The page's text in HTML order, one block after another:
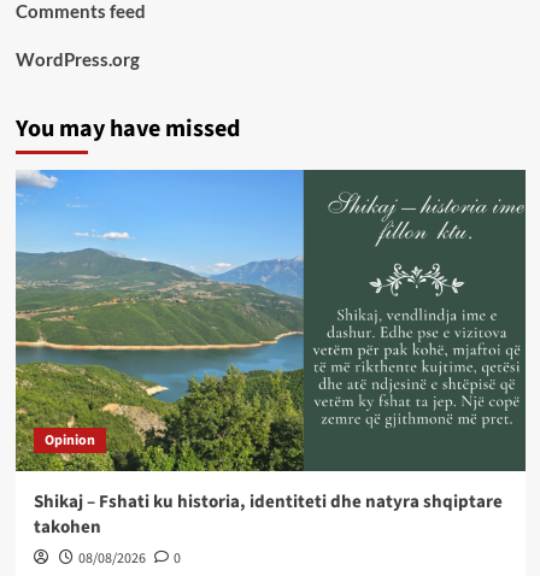
Comments feed
WordPress.org
You may have missed
Opinion
Shikaj – Fshati ku historia, identiteti dhe natyra shqiptare
takohen
08/08/2026 0